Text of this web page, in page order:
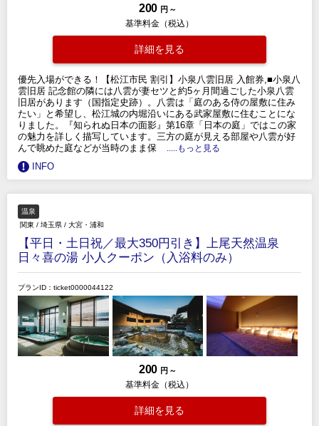
200 円 ～
基準料金（税込）
詳細を見る
優先入場ができる！【松江市民 割引】小泉八雲旧居 入館券,■小泉八
雲旧居 記念館の隣には八雲が妻セツと約5ヶ月間過ごした小泉八雲
旧居があります（国指定史跡）。八雲は「庭のある侍の屋敷に住み
たい」と希望し、松江城の内堀沿いにある武家屋敷に住むことにな
りました。『知られぬ日本の面影』第16章「日本の庭」ではこの家
の魅力を詳しく描写しています。三方の庭が見える部屋や八雲が好
んで眺めた庭などが当時のまま保
.....もっと見る
INFO
温泉
関東 / 埼玉県 / 大宮・浦和
【平日・土日祝／最大350円引き】上尾天然温泉
日々喜の湯 小人クーポン（入浴料のみ）
プランID：ticket0000044122
200 円 ～
基準料金（税込）
詳細を見る